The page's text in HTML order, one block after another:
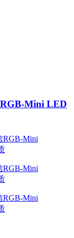
Mini LED